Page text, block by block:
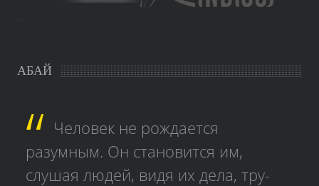
АБАЙ
Человек не рождается
разумным. Он становится им,
слушая людей, видя их дела, тру­